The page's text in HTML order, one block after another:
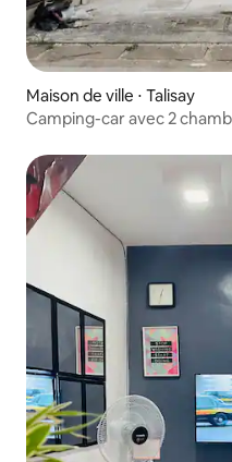
Maison de ville ⋅ Talisay
Camping-car avec 2